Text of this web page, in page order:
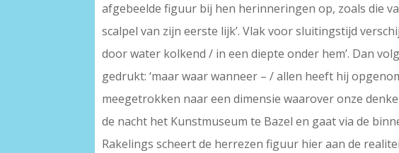
afgebeelde figuur bij hen herinneringen op, zoals die
scalpel van zijn eerste lijk’. Vlak voor sluitingstijd
door water kolkend / in een diepte onder hem’. Dan
gedrukt: ‘maar waar wanneer – / allen heeft hij
meegetrokken naar een dimensie waarover onze
de nacht het Kunstmuseum te Bazel en gaat via de
Rakelings scheert de herrezen figuur hier aan de